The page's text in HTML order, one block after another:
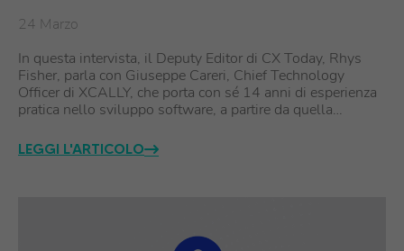
24 Marzo
In questa intervista, il Deputy Editor di CX Today, Rhys
Fisher, parla con Giuseppe Careri, Chief Technology
Officer di XCALLY, che porta con sé 14 anni di esperienza
pratica nello sviluppo software, a partire da quella…
LEGGI L'ARTICOLO